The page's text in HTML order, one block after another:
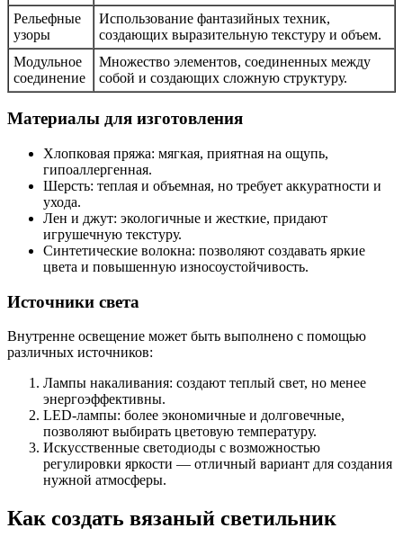
Рельефные
узоры
Использование фантазийных техник,
создающих выразительную текстуру и объем.
Модульное
соединение
Множество элементов, соединенных между
собой и создающих сложную структуру.
Материалы для изготовления
Хлопковая пряжа: мягкая, приятная на ощупь,
гипоаллергенная.
Шерсть: теплая и объемная, но требует аккуратности и
ухода.
Лен и джут: экологичные и жесткие, придают
игрушечную текстуру.
Синтетические волокна: позволяют создавать яркие
цвета и повышенную износоустойчивость.
Источники света
Внутренне освещение может быть выполнено с помощью
различных источников:
Лампы накаливания: создают теплый свет, но менее
энергоэффективны.
LED-лампы: более экономичные и долговечные,
позволяют выбирать цветовую температуру.
Искусственные светодиоды с возможностью
регулировки яркости — отличный вариант для создания
нужной атмосферы.
Как создать вязаный светильник